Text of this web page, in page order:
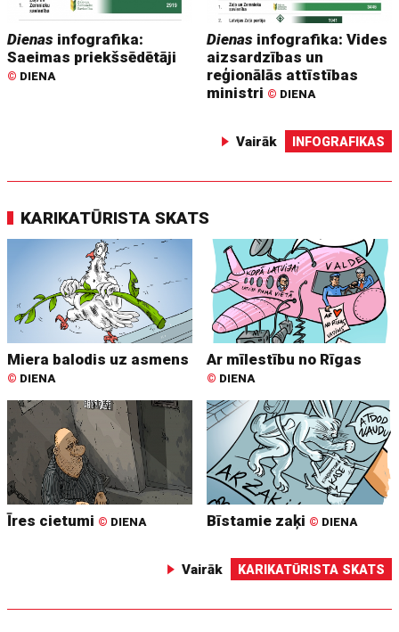
Dienas infografika:
Saeimas priekšsēdētāji
© DIENA
Dienas infografika: Vides
aizsardzības un
reģionālās attīstības
ministri © DIENA
Vairāk INFOGRAFIKAS
KARIKATŪRISTA SKATS
Miera balodis uz asmens
© DIENA
Ar mīlestību no Rīgas
© DIENA
Īres cietumi © DIENA Bīstamie zaķi © DIENA
Vairāk KARIKATŪRISTA SKATS